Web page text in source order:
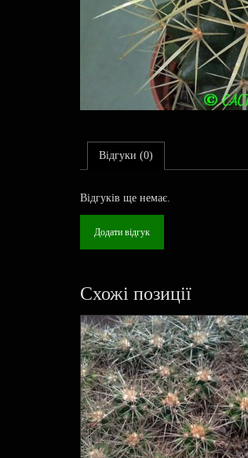
Відгуки (0)
Відгуків ще немає.
Додати відгук
Схожі позиції